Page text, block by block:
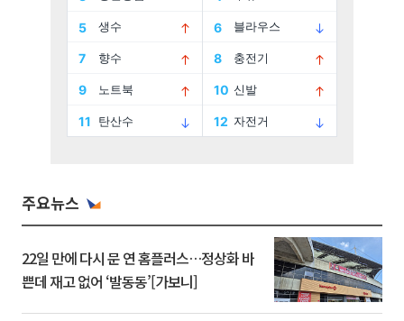
주요뉴스
22일 만에 다시 문 연 홈플러스…정상화 바
쁜데 재고 없어 ‘발동동’[가보니]